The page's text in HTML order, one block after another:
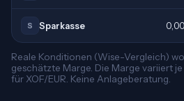
S Sparkasse
Reale Konditionen (Wise-Vergleich)
geschätzte Marge. Die Marge variiert
für XOF/EUR. Keine Anlageberatung.